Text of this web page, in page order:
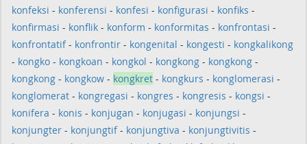
konfeksi - konferensi - konfesi - konfigurasi - konfiks -
konfirmasi - konflik - konform - konformitas - konfrontasi -
konfrontatif- konfrontir - kongenital - kongesti - kongkalikong
- kongko - kongkoan - kongkol - kongkong - kongkong -
kongkong - kongkow - kongkret - kongkurs - konglomerasi -
konglomerat - kongregasi - kongres - kongresis - kongsi -
konifera - konis - konjugan - konjugasi - konjungsi -
konjungter - konjungtif- konjungtiva - konjungtivitis -